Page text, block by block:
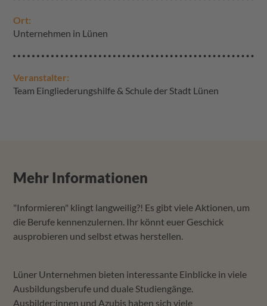
Ort:
Unternehmen in Lünen
Veranstalter:
Team Eingliederungshilfe & Schule der Stadt Lünen
Mehr Informationen
"Informieren" klingt langweilig?! Es gibt viele Aktionen, um
die Berufe kennenzulernen. Ihr könnt euer Geschick
ausprobieren und selbst etwas herstellen.
Lüner Unternehmen bieten interessante Einblicke in viele
Ausbildungsberufe und duale Studiengänge.
Ausbilder:innen und Azubis haben sich viele